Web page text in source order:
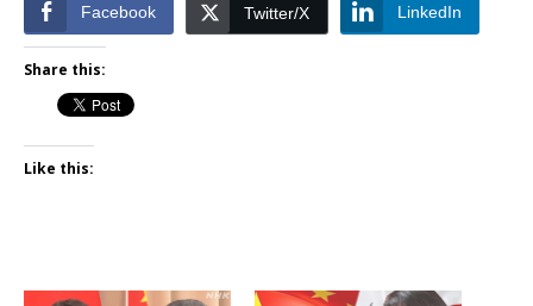
Facebook Twitter/X LinkedIn
Share this:
Like this: